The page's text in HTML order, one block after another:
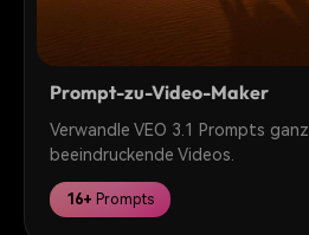
Prompt-zu-Video-Maker
Verwandle VEO 3.1 Prompts
beeindruckende Videos.
16+ Prompts